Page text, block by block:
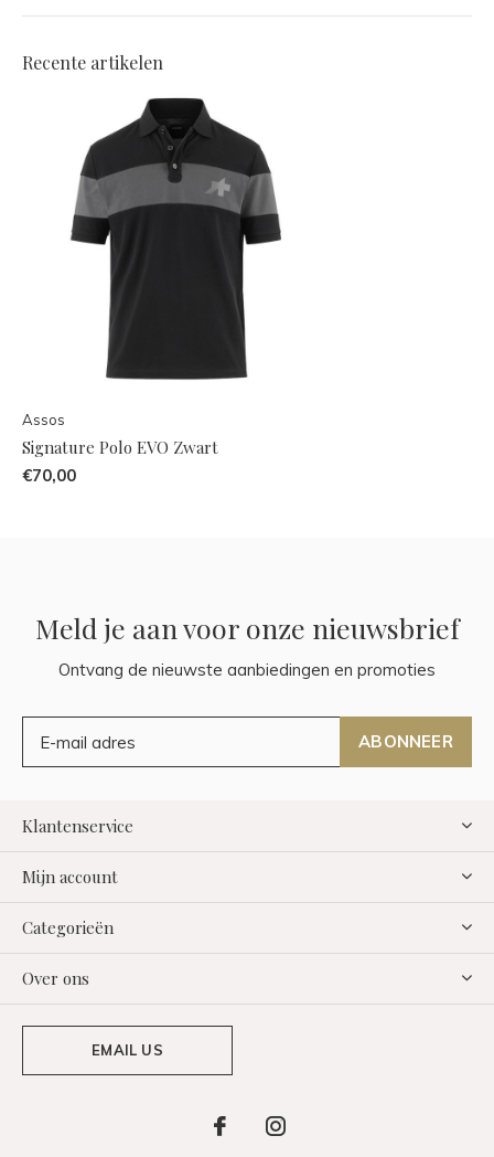
Recente artikelen
Assos
Signature Polo EVO Zwart
€70,00
Meld je aan voor onze nieuwsbrief
Ontvang de nieuwste aanbiedingen en promoties
ABONNEER
Klantenservice
Mijn account
Categorieën
Over ons
EMAIL US